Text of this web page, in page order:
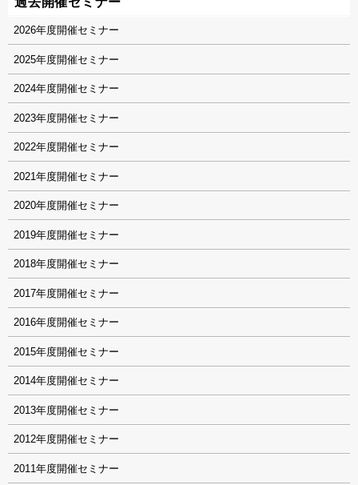
2026
2025
2024
2023
2022
2021
2020
2019
2018
2017
2016
2015
2014
2013
2012
2011